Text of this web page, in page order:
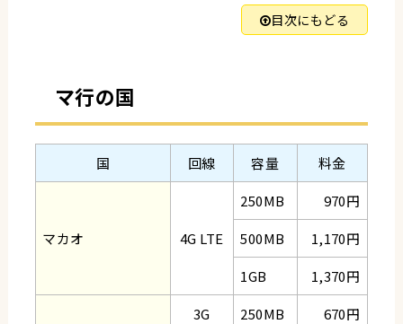
目次にもどる
マ行の国
国 回線 容量 料金
マカオ 4G LTE
250MB
970円
500MB
1,170円
1GB
1,370円
3G 250MB 670円